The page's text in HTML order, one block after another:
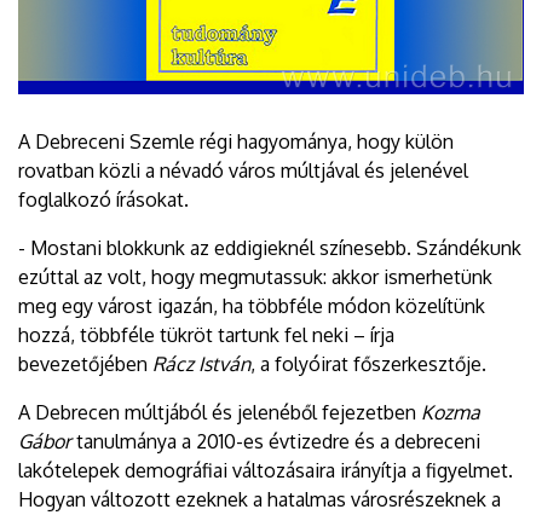
A Debreceni Szemle régi hagyománya, hogy külön
rovatban közli a névadó város múltjával és jelenével
foglalkozó írásokat.
- Mostani blokkunk az eddigieknél színesebb. Szándékunk
ezúttal az volt, hogy megmutassuk: akkor ismerhetünk
meg egy várost igazán, ha többféle módon közelítünk
hozzá, többféle tükröt tartunk fel neki – írja
bevezetőjében Rácz István, a folyóirat főszerkesztője.
A Debrecen múltjából és jelenéből fejezetben Kozma
Gábortanulmánya a 2010-es évtizedre és a debreceni
lakótelepek demográfiai változásaira irányítja a figyelmet.
Hogyan változott ezeknek a hatalmas városrészeknek a